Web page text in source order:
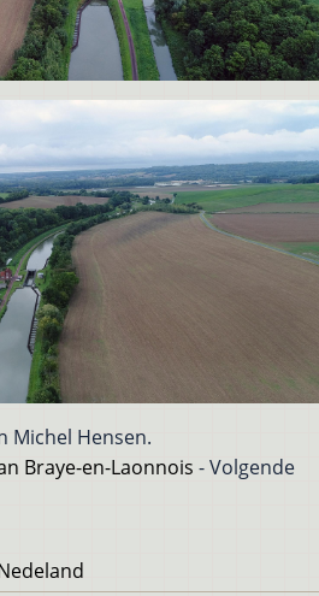
Michel Hensen.
Braye-en-Laonnois - Volgende